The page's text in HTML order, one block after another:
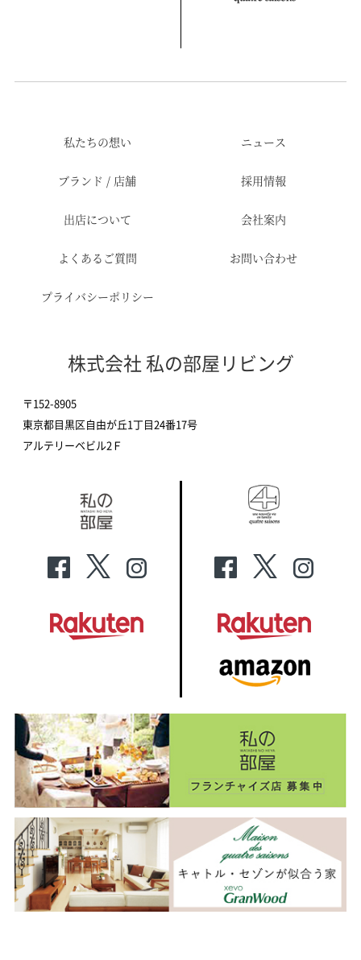
私たちの想い ニュース
ブランド / 店舗 採用情報
出店について 会社案内
よくあるご質問 お問い合わせ
プライバシーポリシー
株式会社 私の部屋リビング
〒152-8905
東京都目黒区自由が丘1丁目24番17号
アルテリーベビル2Ｆ